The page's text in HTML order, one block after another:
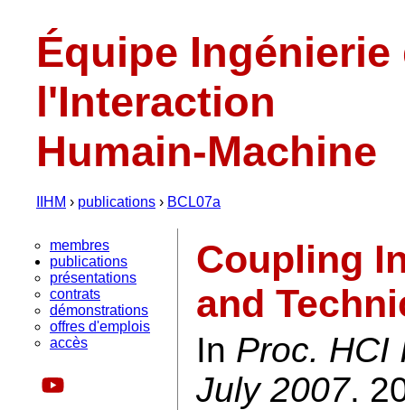
Équipe Ingénierie
l'Interaction
Humain-Machine
IIHM › publications › BCL07a
membres
publications
présentations
contrats
démonstrations
offres d'emplois
accès
Coupling
and
In Proc. HCI
July 2007.